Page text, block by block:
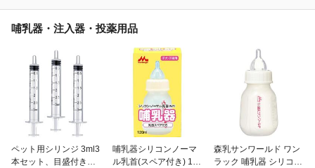
哺乳器・注入器・投薬用品
ペット用シリンジ 3ml3
本セット、目盛付きで
哺乳器シリコンノーマ
ル乳首(スペア付き) 120
森乳サンワールド ワン
ラック 哺乳器 シリコン